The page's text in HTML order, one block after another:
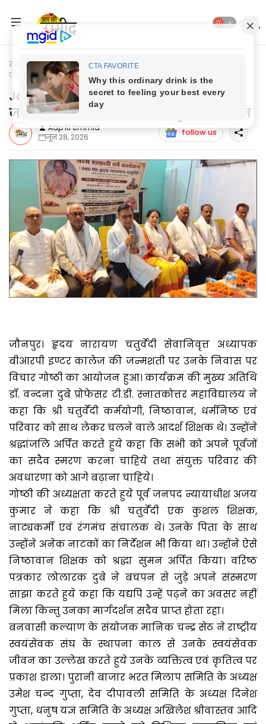
मुख्यपृष्ठ Jaunpur News
Jaunpur News: हृदय नारायण जी की
जन्मशती पर विचार गोष्ठी का हुआ आयोजन
Jaunpur News: हृदय नारायण जी की
जन्मशती पर विचार गोष्ठी का हुआ आयोजन
Aap Ki Ummid
जून 28, 2026
follow us
जौनपुर। हृदय नारायण चतुर्वेदी सेवानिवृत्त अध्यापक
बीआरपी इण्टर कालेज की जन्मशती पर उनके निवास पर
विचार गोष्ठी का आयोजन हुआ। कार्यक्रम की मुख्य अतिथि
डॉ. वन्दना दुबे प्रोफेसर टी.डी. स्नातकोत्तर महाविद्यालय ने
कहा कि श्री चतुर्वेदी कर्मयोगी, निष्ठावान, धर्मनिष्ठ एवं
परिवार को साथ लेकर चलने वाले आदर्श शिक्षक थे। उन्होंने
श्रद्धांजलि अर्पित करते हुये कहा कि सभी को अपने पूर्वजों
का सदैव स्मरण करना चाहिये तथा संयुक्त परिवार की
अवधारणा को आगे बढ़ाना चाहिये।
गोष्ठी की अध्यक्षता करते हुये पूर्व जनपद न्यायाधीश अजय
कुमार ने कहा कि श्री चतुर्वेदी एक कुशल शिक्षक,
नाट्यकर्मी एवं रंगमंच संचालक थे। उनके पिता के साथ
उन्होंने अनेक नाटकों का निर्देशन भी किया था। उन्होंने ऐसे
निष्ठावान शिक्षक को श्रद्धा सुमन अर्पित किया। वरिष्ठ
पत्रकार लोलारक दुबे ने बचपन से जुड़े अपने संस्मरण
साझा करते हुये कहा कि यद्यपि उन्हें पढ़ने का अवसर नहीं
मिला किन्तु उनका मार्गदर्शन सदैव प्राप्त होता रहा।
बनवासी कल्याण के संयोजक मानिक चन्द्र सेठ ने राष्ट्रीय
स्वयंसेवक संघ के स्थापना काल से उनके स्वयंसेवक
जीवन का उल्लेख करते हुये उनके व्यक्तित्व एवं कृतित्व पर
प्रकाश डाला। पुरानी बाजार भरत मिलाप समिति के अध्यक्ष
उमेश चन्द गुप्ता, देव दीपावली समिति के अध्यक्ष दिनेश
गुप्ता, धनुष यज्ञ समिति के अध्यक्ष अखिलेश श्रीवास्तव आदि